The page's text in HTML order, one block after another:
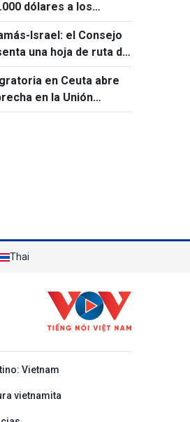
dólares a los
visado de 50 países
Israel: el Consejo
una hoja de ruta de
en Ceuta abre
en la Unión
Thai
Vietnam
vietnamita